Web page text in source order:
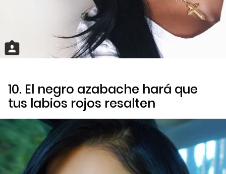
10. El negro azabache hará que
tus labios rojos resalten